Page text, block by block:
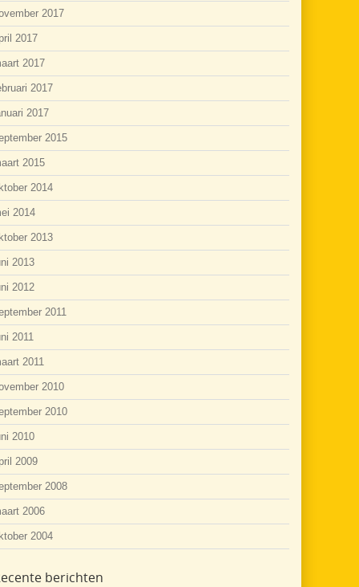
2017
2017
2017
2017
2017
2015
2015
2014
2014
2013
2013
2012
2011
2011
2011
2010
2010
2010
2009
2008
2006
2004
berichten